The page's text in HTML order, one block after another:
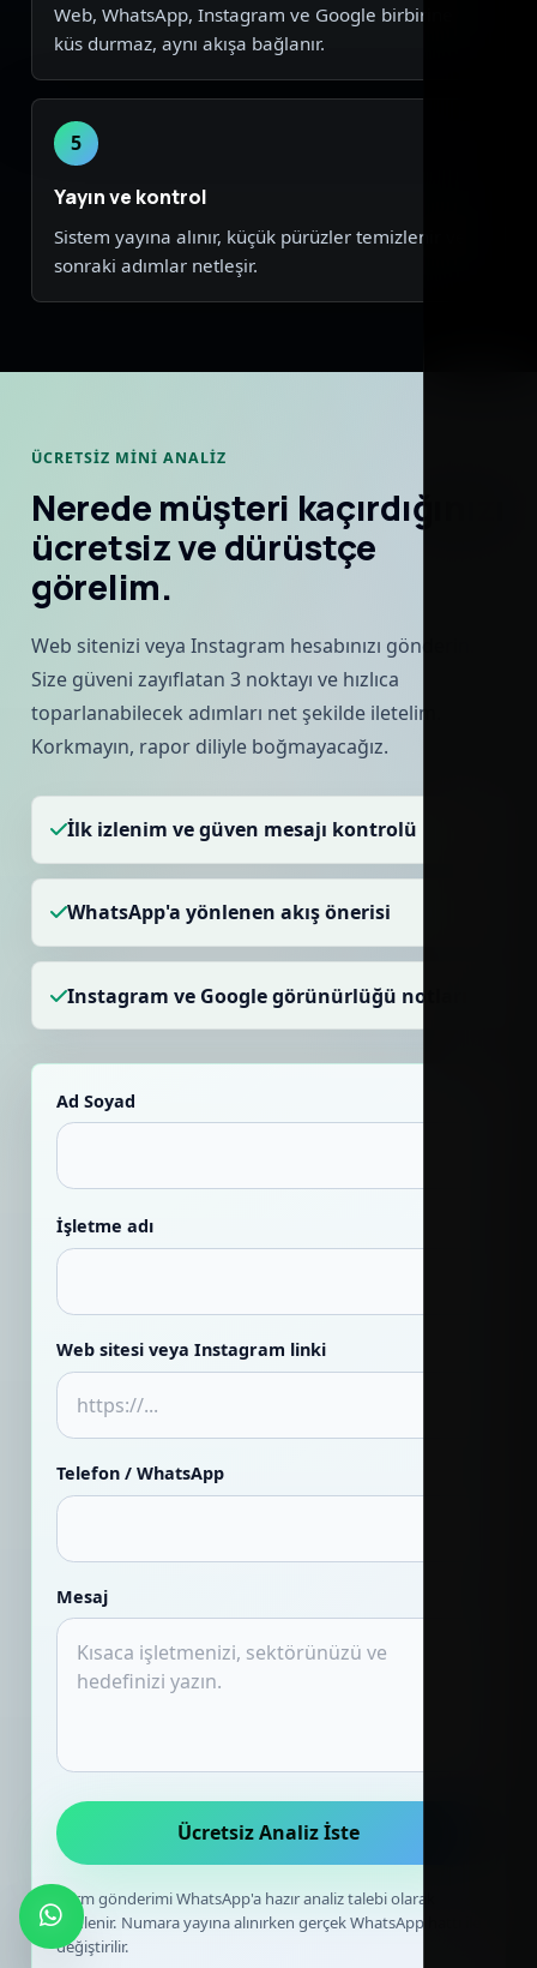
Web, WhatsApp, Instagram ve Google birbirine
küs durmaz, aynı akışa bağlanır.
5
Yayın ve kontrol
Sistem yayına alınır, küçük pürüzler temizlenir ve
sonraki adımlar netleşir.
ÜCRETSIZ MINI ANALIZ
Nerede müşteri kaçırdığınızı
ücretsiz ve dürüstçe
görelim.
Web sitenizi veya Instagram hesabınızı gönderin.
Size güveni zayıflatan 3 noktayı ve hızlıca
toparlanabilecek adımları net şekilde iletelim.
Korkmayın, rapor diliyle boğmayacağız.
İlk izlenim ve güven mesajı kontrolü
WhatsApp'a yönlenen akış önerisi
Instagram ve Google görünürlüğü notları
Ad Soyad
İşletme adı
Web sitesi veya Instagram linki
Telefon / WhatsApp
Mesaj
Ücretsiz Analiz İste
Form gönderimi WhatsApp'a hazır analiz talebi olarak
yönlenir. Numara yayına alınırken gerçek WhatsApp hattı ile
değiştirilir.